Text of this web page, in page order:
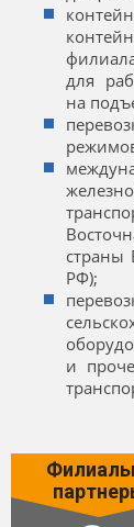
для
на
страны
РФ);
и